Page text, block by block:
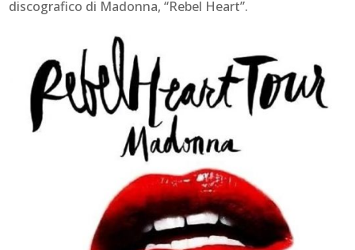
discografico di Madonna, “Rebel Heart”.